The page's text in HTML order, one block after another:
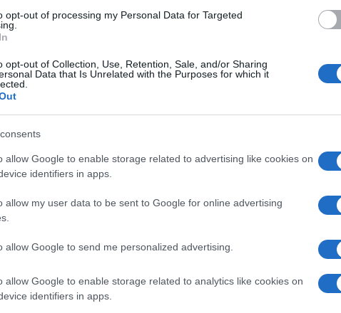
opt-out of processing my Personal Data for Targeted
opt-out of Collection, Use, Retention, Sale, and/or Sharing
Data that Is Unrelated with the Purposes for which it
allow Google to enable storage related to advertising like cookies on
identifiers in apps.
allow my user data to be sent to Google for online advertising
allow Google to send me personalized advertising.
allow Google to enable storage related to analytics like cookies on
identifiers in apps.
dove era detenuto da 11 anni per l’omicidio
il giorno di San Valentino del 2013. Pistorius
con una pena di 13 anni e cinque mesi. di
campione paralimpico dicendo di star
marito di lei, Barry Steenkamp, è morto lo scorso